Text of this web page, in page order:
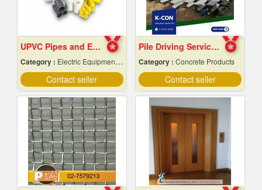
UPVC Pipes and Electrical Conduit Accessories in Pattaya and Chonburi
Category : Electric Equipment & Supplies-Wholesale & Manufacturers
Contact seller
Pile Driving Services, Samut Prakan - Affordable Prices
Category : Concrete Products
Contact seller